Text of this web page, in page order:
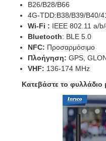
B26/B28/B66
4G-TDD:B38/B39/B40/
Wi-Fi : IEEE 802.11 a/
Bluetooth: BLE 5.0
NFC: Προσαρμόσιμο
Πλοήγηση: GPS,
VHF: 136-174 MHz
Κατεβάστε το φυλλάδιο